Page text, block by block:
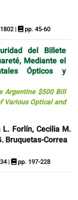
| pp. 45-60
del Billete
Mediante el
Ópticos y
Argentine $500 Bill
Various Optical and
Forlín, Cecilia M.
Bruquetas-Correa
| pp. 197-228